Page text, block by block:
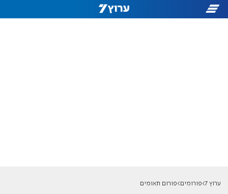
ערוץ 7 פורומים פורום תאומים